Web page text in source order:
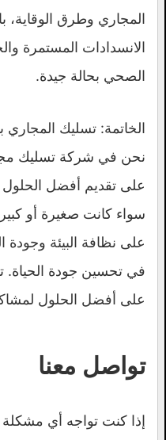
المجاري وطرق الوقاية،
الانسدادات المستمرة
الصحي بحالة جيدة.
الخاتمة: تسليك
نحن في شركة تسليك
على تقديم أفضل
سواء كانت صغيرة أو
على نظافة البيئة
في تحسين جودة الحياة.
على أفضل الحلول
تواصل معنا
إذا كنت تواجه أي